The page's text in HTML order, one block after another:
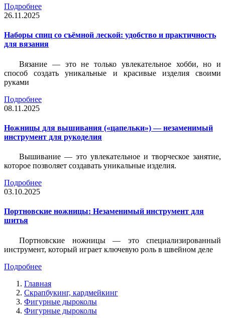
Подробнее
26.11.2025
Наборы спиц со съёмной леской: удобство и практичность
для вязания
Вязание — это не только увлекательное хобби, но и
способ создать уникальные и красивые изделия своими
руками
Подробнее
08.11.2025
Ножницы для вышивания («цапельки») — незаменимый
инструмент для рукоделия
Вышивание — это увлекательное и творческое занятие,
которое позволяет создавать уникальные изделия.
Подробнее
03.10.2025
Портновские ножницы: Незаменимый инструмент для
шитья
Портновские ножницы — это специализированный
инструмент, который играет ключевую роль в швейном деле
Подробнее
Главная
Скрапбукинг, кардмейкинг
Фигурные дыроколы
Фигурные дыроколы